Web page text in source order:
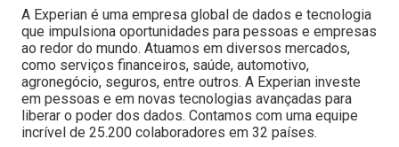
A Experian é uma empresa global de dados e tecnologia
que impulsiona oportunidades para pessoas e empresas
ao redor do mundo. Atuamos em diversos mercados,
como serviços financeiros, saúde, automotivo,
agronegócio, seguros, entre outros. A Experian investe
em pessoas e em novas tecnologias avançadas para
liberar o poder dos dados. Contamos com uma equipe
incrível de 25.200 colaboradores em 32 países.